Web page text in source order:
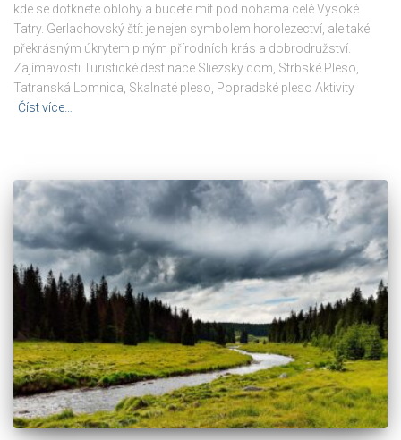
kde se dotknete oblohy a budete mít pod nohama celé Vysoké
Tatry. Gerlachovský štít je nejen symbolem horolezectví, ale také
překrásným úkrytem plným přírodních krás a dobrodružství.
Zajímavosti Turistické destinace Sliezsky dom, Strbské Pleso,
Tatranská Lomnica, Skalnaté pleso, Popradské pleso Aktivity
Číst více…